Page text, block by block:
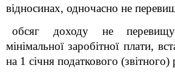
відносинах, одночасно не
обсяг доходу не
мінімальної заробітної плати,
на 1 січня податкового (звітного)